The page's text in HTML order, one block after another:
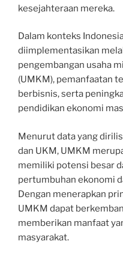
kesejahteraan mereka.
Dalam konteks
diimplementasikan
pengembangan usaha
(UMKM), pemanfaatan
berbisnis, serta
pendidikan ekonomi
Menurut data yang
dan UKM, UMKM
memiliki potensi besar
pertumbuhan ekonomi
Dengan menerapkan
UMKM dapat
memberikan manfaat
masyarakat.